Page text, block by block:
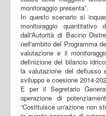
monitoraggio presenta”.
In questo scenario si
monitoraggio quantitativo
dall'Autorità di Bacino
nell'ambito del Programma
valutazione e il
definizione del bilancio
la valutazione del deflusso
sviluppo e coesione 2014-
E per il Segretario
operazione di
“Costituisce un'azione non